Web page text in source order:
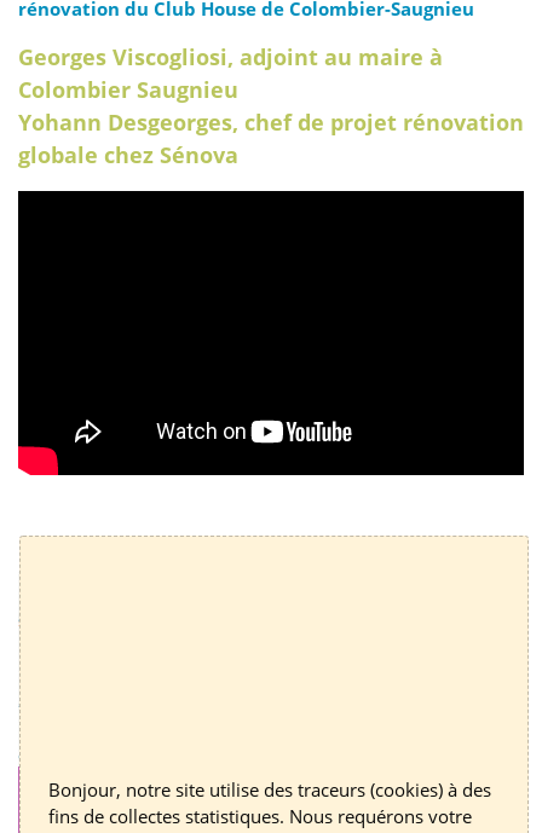
rénovation du Club House de Colombier-Saugnieu
Georges Viscogliosi, adjoint au maire à
Colombier Saugnieu
Yohann Desgeorges, chef de projet rénovation
globale chez Sénova
CONSTRUCTIONS ET
Bonjour, notre site utilise des traceurs (cookies) à des
fins de collectes statistiques. Nous requérons votre